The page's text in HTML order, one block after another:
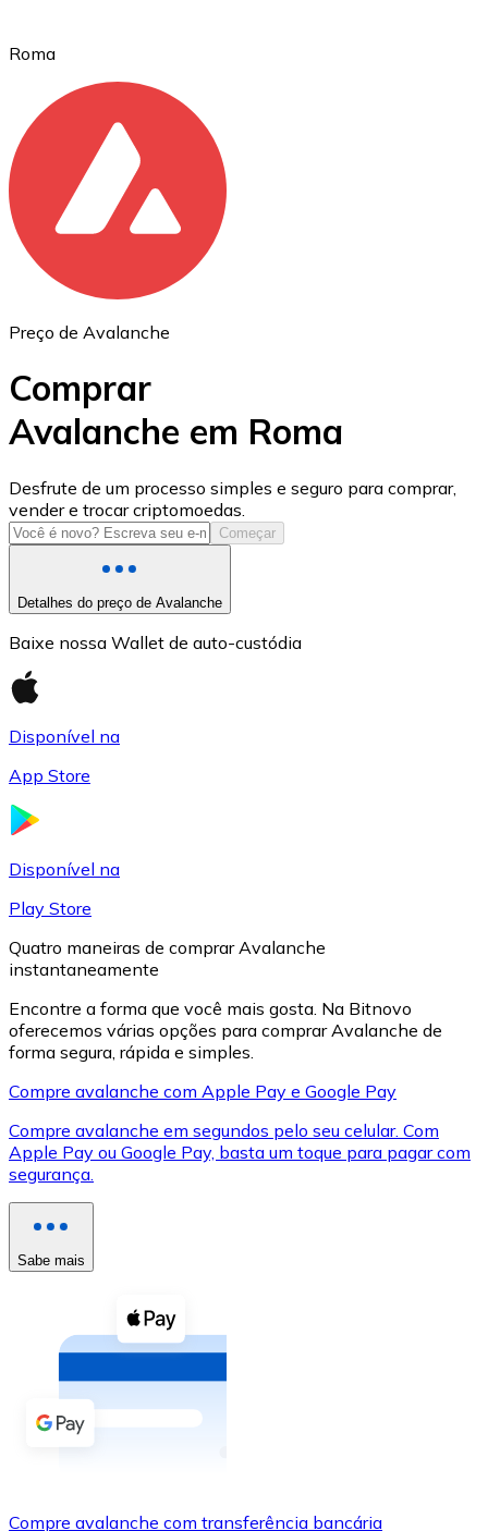
Ethereum
ETH
USD Coin
USDC
XRP
Compre criptomoedas com dinheiro e outros
Transferência SEPA
Adicione fundos à sua conta Bitnovo ou faça
Cartão de crédito / débito
Roma
Preço de Avalanche
Comprar
Avalanche em Roma
Desfrute de um processo simples e seguro para comprar,
vender e trocar criptomoedas.
Começar
Detalhes do preço de Avalanche
Baixe nossa Wallet de auto-custódia
Disponível na
App Store
Disponível na
Play Store
Quatro maneiras de comprar Avalanche
instantaneamente
Encontre a forma que você mais gosta. Na Bitnovo
oferecemos várias opções para comprar Avalanche de
forma segura, rápida e simples.
Compre avalanche com Apple Pay e Google Pay
Compre avalanche em segundos pelo seu celular. Com
Apple Pay ou Google Pay, basta um toque para pagar com
segurança.
Sabe mais
Compre avalanche com transferência bancária